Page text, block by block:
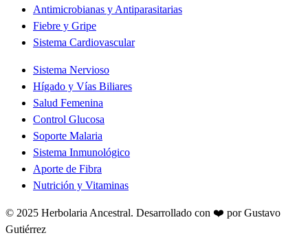
Antimicrobianas y Antiparasitarias
Fiebre y Gripe
Sistema Cardiovascular
Sistema Nervioso
Hígado y Vías Biliares
Salud Femenina
Control Glucosa
Soporte Malaria
Sistema Inmunológico
Aporte de Fibra
Nutrición y Vitaminas
© 2025 Herbolaria Ancestral. Desarrollado con ❤️ por Gustavo
Gutiérrez